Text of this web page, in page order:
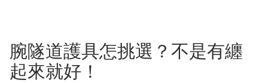
腕隧道護具怎挑選？不是有纏
起來就好！